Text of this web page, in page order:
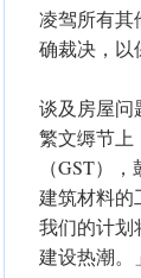
凌驾所有其
确裁决，以
谈及房屋问
繁文缛节上
（GST）
建筑材料的
我们的计划
建设热潮。」